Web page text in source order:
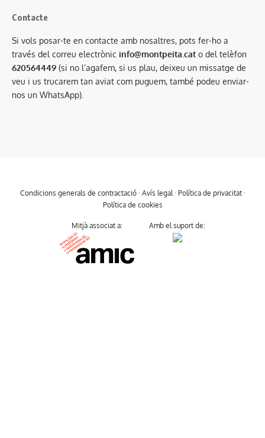
Contacte
Si vols posar-te en contacte amb nosaltres, pots fer-ho a
través del correu electrònic info@montpeita.cat o del telèfon
620564449 (si no l’agafem, si us plau, deixeu un missatge de
veu i us trucarem tan aviat com puguem, també podeu enviar-
nos un WhatsApp).
Condicions generals de contractació· Avís legal · Política de privacitat·
Política de cookies
Mitjà associat a: Amb el suport de: